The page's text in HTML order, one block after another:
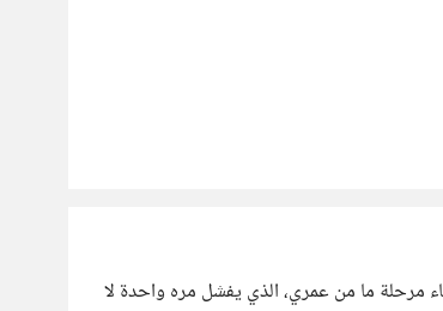
مرحلة ما من عمري، الذي يفشل مره واحدة لا